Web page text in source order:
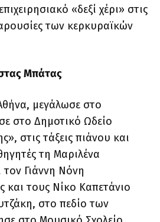
«δεξί χέρι» στις
των κερκυραϊκών
Μπάτας
μεγάλωσε στο
στο Δημοτικό Ωδείο
στις τάξεις πιάνου και
τη Μαριλένα
Γιάννη Νόνη
και τους Νίκο Καπετάνιο
στο πεδίο των